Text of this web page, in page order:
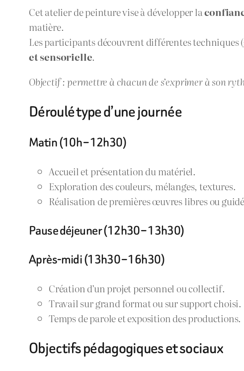
Cet atelier de peinture vise à développer la
matière.
Les participants découvrent différentes techniques
et sensorielle.
Objectif : permettre à chacun de s’exprimer à son
Déroulé type d’une journée
Matin (10h – 12h30)
Accueil et présentation du matériel.
Exploration des couleurs, mélanges, textures.
Réalisation de premières œuvres libres ou
Pause déjeuner (12h30 – 13h30)
Après-midi (13h30 – 16h30)
Création d’un projet personnel ou collectif.
Travail sur grand format ou sur support choisi.
Temps de parole et exposition des productions.
Objectifs pédagogiques et sociaux